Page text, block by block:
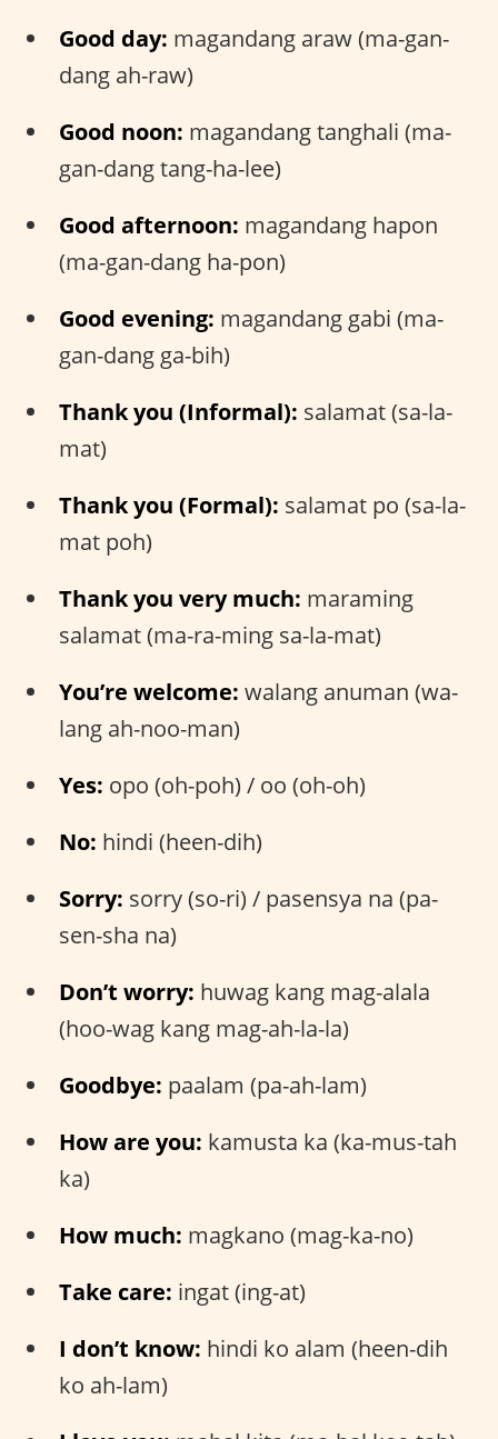
Good day: magandang araw (ma-gan-
dang ah-raw)
Good noon: magandang tanghali (ma-
gan-dang tang-ha-lee)
Good afternoon: magandang hapon
(ma-gan-dang ha-pon)
Good evening: magandang gabi (ma-
gan-dang ga-bih)
Thank you (Informal): salamat (sa-la-
mat)
Thank you (Formal): salamat po (sa-la-
mat poh)
Thank you very much: maraming
salamat (ma-ra-ming sa-la-mat)
You’re welcome: walang anuman (wa-
lang ah-noo-man)
Yes: opo (oh-poh) / oo (oh-oh)
No: hindi (heen-dih)
Sorry: sorry (so-ri) / pasensya na (pa-
sen-sha na)
Don’t worry: huwag kang mag-alala
(hoo-wag kang mag-ah-la-la)
Goodbye: paalam (pa-ah-lam)
How are you: kamusta ka (ka-mus-tah
ka)
How much: magkano (mag-ka-no)
Take care: ingat (ing-at)
I don’t know: hindi ko alam (heen-dih
ko ah-lam)